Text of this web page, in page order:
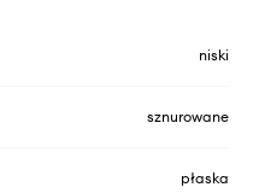
niski
sznurowane
płaska